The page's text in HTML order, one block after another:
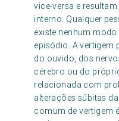
vice-versa e
interno. Qualquer
existe nenhum
episódio. A vertigem
do ouvido, dos
cérebro ou do
relacionada com
alterações súbitas
comum de vertigem